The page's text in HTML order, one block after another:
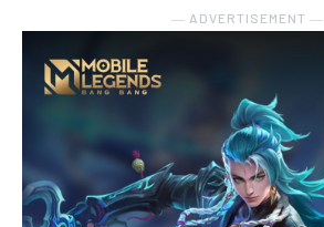
― ADVERTISEMENT ―